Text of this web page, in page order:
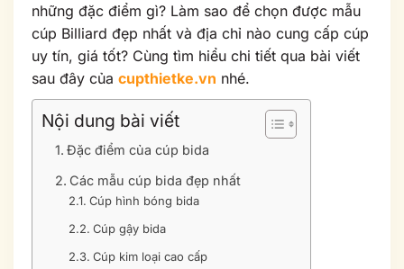
những đặc điểm gì? Làm sao để chọn được mẫu
cúp Billiard đẹp nhất và địa chỉ nào cung cấp cúp
uy tín, giá tốt? Cùng tìm hiểu chi tiết qua bài viết
sau đây của cupthietke.vn nhé.
Nội dung bài viết
Đặc điểm của cúp bida
Các mẫu cúp bida đẹp nhất
Cúp hình bóng bida
Cúp gậy bida
Cúp kim loại cao cấp